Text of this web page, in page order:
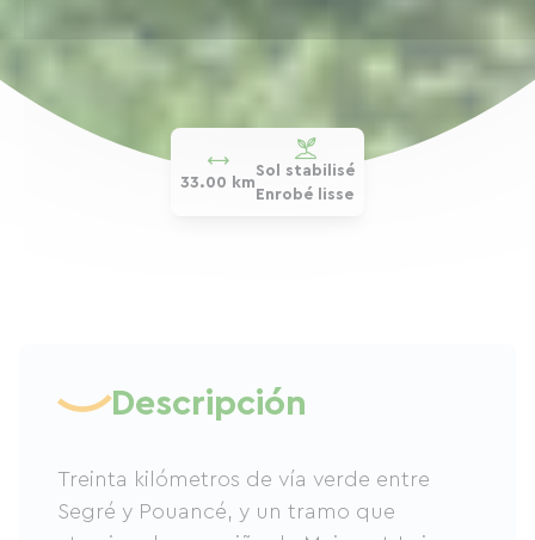
33.00 km
Sol stabilisé
Enrobé lisse
Descripción
Treinta kilómetros de vía verde entre
Segré y Pouancé, y un tramo que